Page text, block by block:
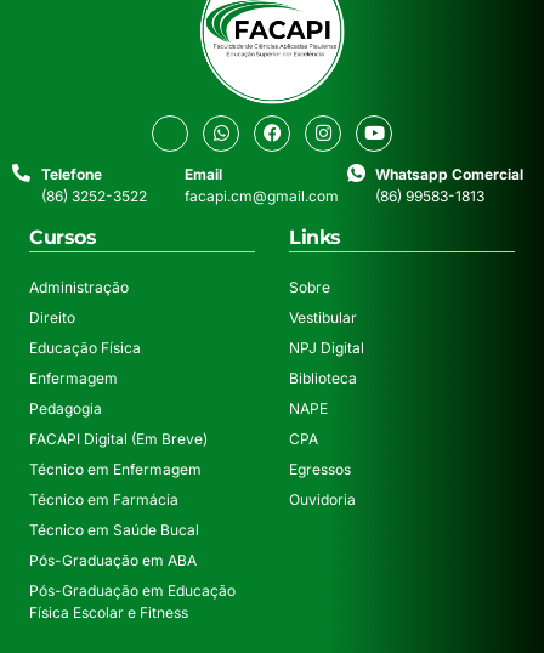
Telefone
(86) 3252-3522
Email
facapi.cm@gmail.com
Whatsapp Comercial
(86) 99583-1813
Cursos
Administração
Direito
Educação Física
Enfermagem
Pedagogia
FACAPI Digital (Em Breve)
Técnico em Enfermagem
Técnico em Farmácia
Técnico em Saúde Bucal
Pós-Graduação em ABA
Pós-Graduação em Educação
Física Escolar e Fitness
Links
Sobre
Vestibular
NPJ Digital
Biblioteca
NAPE
CPA
Egressos
Ouvidoria